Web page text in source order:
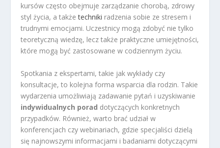
kursów często obejmuje zarządzanie chorobą, zdrowy
styl życia, a takżetechniki radzenia sobie ze stresem i
trudnymi emocjami. Uczestnicy mogą zdobyć nie tylko
teoretyczną wiedzę, lecz także praktyczne umiejętności,
które mogą być zastosowane w codziennym życiu.
Spotkania z ekspertami, takie jak wykłady czy
konsultacje, to kolejna forma wsparcia dla rodzin. Takie
wydarzenia umożliwiają zadawanie pytań i uzyskiwanie
indywidualnych porad dotyczących konkretnych
przypadków. Również, warto brać udział w
konferencjach czy webinariach, gdzie specjaliści dzielą
się najnowszymi informacjami i badaniami dotyczącymi